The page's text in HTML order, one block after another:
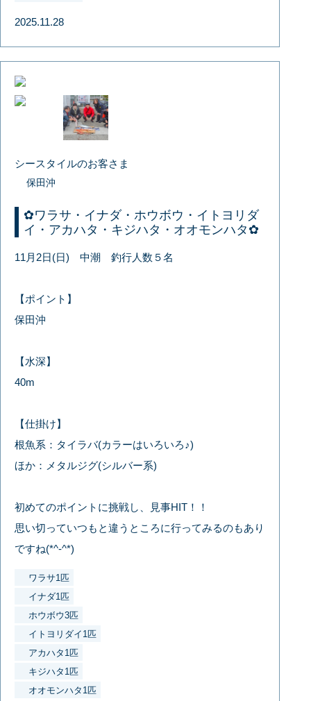
2025.11.28
シースタイルのお客さま
保田沖
✿ワラサ・イナダ・ホウボウ・イトヨリダ
イ・アカハタ・キジハタ・オオモンハタ✿
11月2日(日) 中潮 釣行人数５名
【ポイント】
保田沖
【水深】
40m
【仕掛け】
根魚系：タイラバ(カラーはいろいろ♪)
ほか：メタルジグ(シルバー系)
初めてのポイントに挑戦し、見事HIT！！
思い切っていつもと違うところに行ってみるのもあり
ですね(*^-^*)
ワラサ1匹
イナダ1匹
ホウボウ3匹
イトヨリダイ1匹
アカハタ1匹
キジハタ1匹
オオモンハタ1匹